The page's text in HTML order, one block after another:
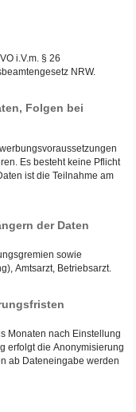
i.V.m. § 26
NRW.
Folgen bei
Es besteht keine Pflicht
ist die Teilnahme am
der Daten
sowie
Amtsarzt, Betriebsarzt.
Monaten nach Einstellung
erfolgt die Anonymisierung
ab Dateneingabe werden